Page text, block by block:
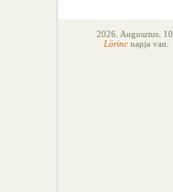
2026. Augusztus. 10.
Lörincnapja van.